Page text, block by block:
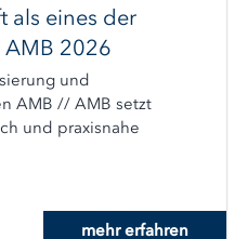
als eines der
AMB 2026
und
AMB // AMB setzt
und praxisnahe
mehr erfahren